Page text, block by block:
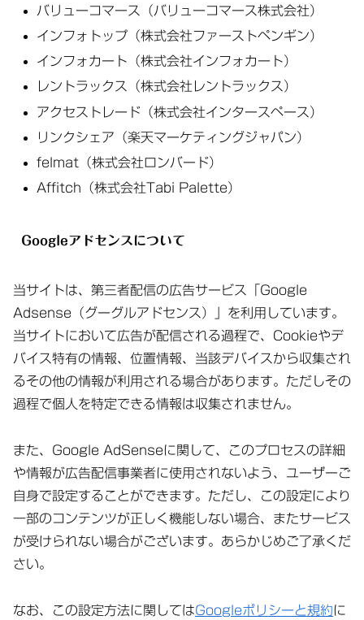
バリューコマース（バリューコマース株式会社）
インフォトップ（株式会社ファーストペンギン）
インフォカート（株式会社インフォカート）
レントラックス（株式会社レントラックス）
アクセストレード（株式会社インタースペース）
リンクシェア（楽天マーケティングジャパン）
felmat（株式会社ロンバード）
Affitch（株式会社Tabi Palette）
Googleアドセンスについて
当サイトは、第三者配信の広告サービス「Google
Adsense（グーグルアドセンス）」を利用しています。
当サイトにおいて広告が配信される過程で、Cookieやデ
バイス特有の情報、位置情報、当該デバイスから収集され
るその他の情報が利用される場合があります。ただしその
過程で個人を特定できる情報は収集されません。
また、Google AdSenseに関して、このプロセスの詳細
や情報が広告配信事業者に使用されないよう、ユーザーご
自身で設定することができます。ただし、この設定により
一部のコンテンツが正しく機能しない場合、またサービス
が受けられない場合がございます。あらかじめご了承くだ
さい。
なお、この設定方法に関してはGoogleポリシーと規約に